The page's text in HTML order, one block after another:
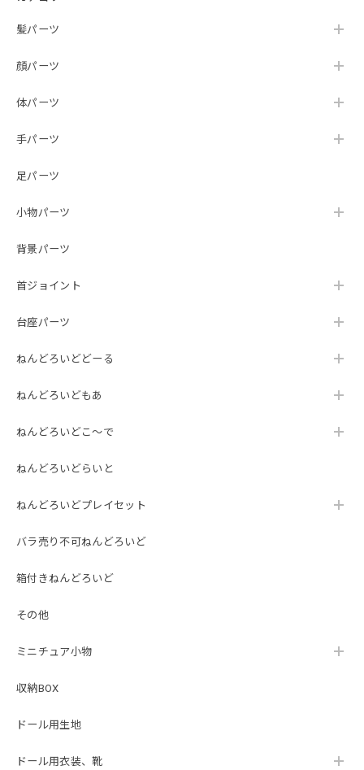
髪パーツ
顔パーツ
体パーツ
手パーツ
足パーツ
小物パーツ
背景パーツ
首ジョイント
台座パーツ
ねんどろいどどーる
ねんどろいどもあ
ねんどろいどこ～で
ねんどろいどらいと
ねんどろいどプレイセット
バラ売り不可ねんどろいど
箱付きねんどろいど
その他
ミニチュア小物
収納BOX
ドール用生地
ドール用衣装、靴